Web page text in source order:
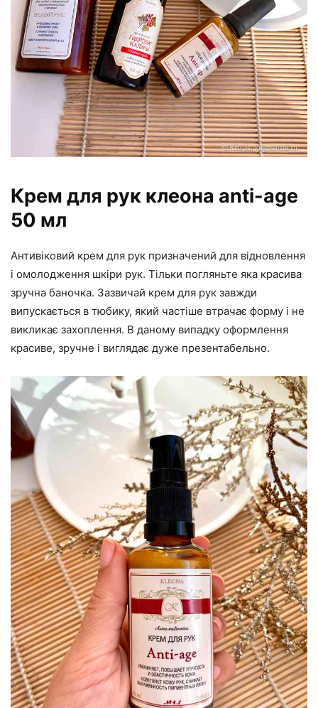
Крем для рук клеона anti-age
50 мл
Антивіковий крем для рук призначений для відновлення
і омолодження шкіри рук. Тільки погляньте яка красива
зручна баночка. Зазвичай крем для рук завжди
випускається в тюбику, який частіше втрачає форму і не
викликає захоплення. В даному випадку оформлення
красиве, зручне і виглядає дуже презентабельно.